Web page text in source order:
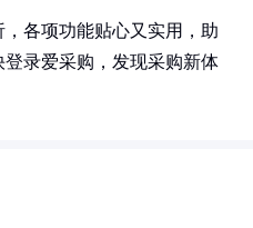
各项功能贴心又实用，助
录爱采购，发现采购新体